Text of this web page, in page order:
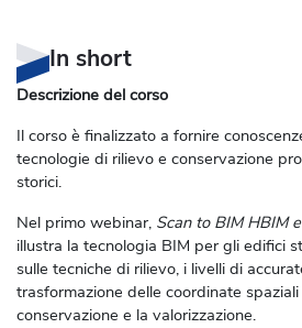
In short
Descrizione del corso
Il corso è finalizzato a fornire
tecnologie di rilievo e conservazione
storici.
Nel primo webinar, Scan to BIM HBIM
illustra la tecnologia BIM per gli edifici
sulle tecniche di rilievo, i livelli di
trasformazione delle coordinate
conservazione e la valorizzazione.